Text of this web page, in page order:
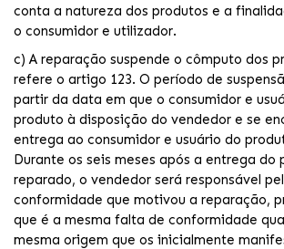
conta a natureza dos produtos e a
o consumidor e utilizador.
c) A reparação suspende o cômputo dos
refere o artigo 123. O período de
partir da data em que o consumidor e
produto à disposição do vendedor e se
entrega ao consumidor e usuário do
Durante os seis meses após a entrega do
reparado, o vendedor será responsável
conformidade que motivou a reparação,
que é a mesma falta de conformidade
mesma origem que os inicialmente